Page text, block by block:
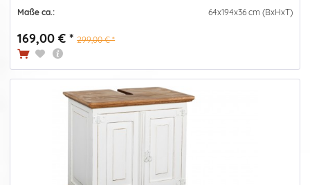
Maße ca.: 64x194x36 cm (BxHxT)
169,00 € * 299,00 € *